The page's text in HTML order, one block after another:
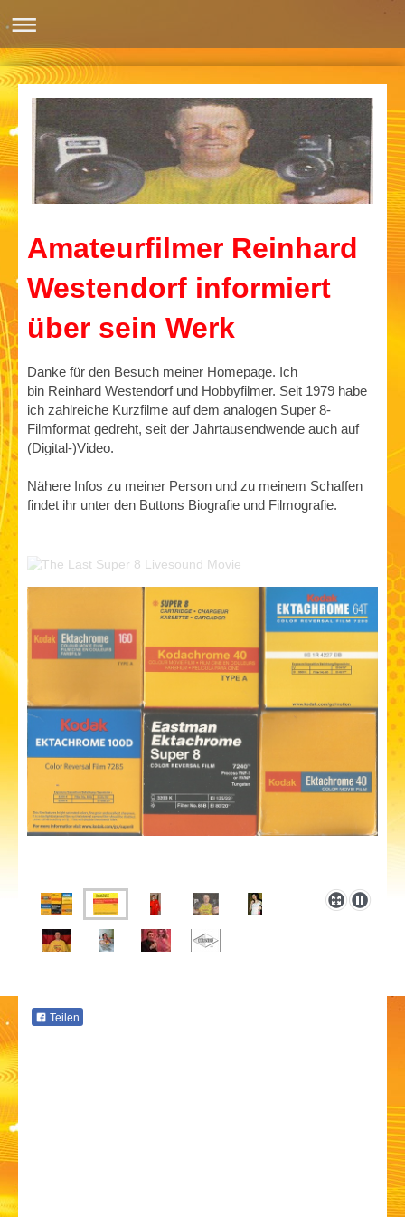
Amateurfilmer Reinhard
Westendorf informiert
über sein Werk
Danke für den Besuch meiner Homepage. Ich
bin Reinhard Westendorfund Hobbyfilmer. Seit 1979 habe
ich zahlreiche Kurzfilme auf dem analogen Super 8-
Filmformat gedreht, seit der Jahrtausendwende auch auf
(Digital-)Video.
Nähere Infos zu meiner Person und zu meinem Schaffen
findet ihr unter den Buttons Biografie und Filmografie.
Teilen